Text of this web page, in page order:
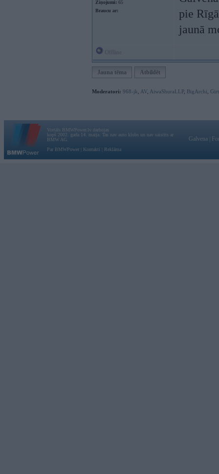
Ziņojumi: 65
Braucu ar:
pie
jaunā
Jauna tēma Atbildēt
Moderatori: 968-jk AV AiwaShuraLLP, BigArchi
Vortāls BMWPower.lv darbojas
kopš 2002. gada 14. maija. Tas nav auto klubs un nav saistīts ar
BMW AG.
Par BMWPower
Kontakti Reklāma
Galvena